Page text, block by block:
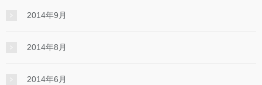
2014年9月
2014年8月
2014年6月